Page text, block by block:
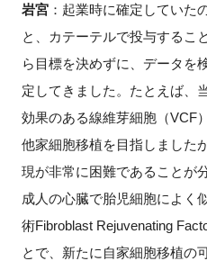
岩宮：起業時に確定していた
と、カテーテルで投与するこ
ら目標を決めずに、データを
定してきました。たとえば、
効果のある線維芽細胞（VCF
他家細胞移植を目指しました
現が非常に困難であることが
成人の心臓で胎児細胞によく
術Fibroblast Rejuvenating
とで、新たに自家細胞移植の